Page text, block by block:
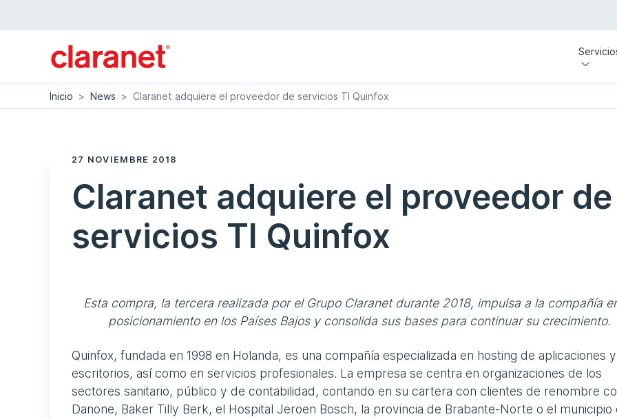
Inicio > News > Claranet adquiere el proveedor de servicios TI Quinfox
27 NOVIEMBRE 2018
Claranet adquiere el proveedor de
servicios TI Quinfox
Esta compra, la tercera realizada por el Grupo Claranet durante 2018, impulsa a la compañía
posicionamiento en los Países Bajos y consolida sus bases para continuar su crecimiento.
Quinfox, fundada en 1998 en Holanda, es una compañía especializada en hosting de aplicaciones y
escritorios, así como en servicios profesionales. La empresa se centra en organizaciones de los
sectores sanitario, público y de contabilidad, contando en su cartera con clientes de renombre
Danone, Baker Tilly Berk, el Hospital Jeroen Bosch, la provincia de Brabante-Norte o el municipio